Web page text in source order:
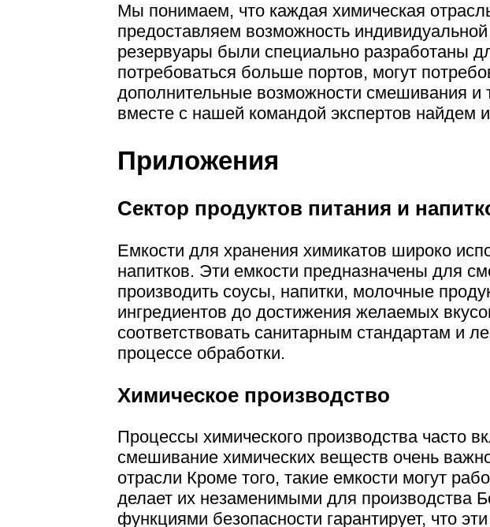
Мы понимаем, что каждая химическая
предоставляем возможность
резервуары были специально разработаны
потребоваться больше портов, могут
дополнительные возможности смешивания
вместе с нашей командой экспертов
Приложения
Сектор продуктов питания и
Емкости для хранения химикатов широко
напитков. Эти емкости предназначены для
производить соусы, напитки, молочные
ингредиентов до достижения желаемых
соответствовать санитарным стандартам и
процессе обработки.
Химическое производство
Процессы химического производства часто
смешивание химических веществ очень
отрасли Кроме того, такие емкости могут
делает их незаменимыми для производства
функциями безопасности гарантирует, что